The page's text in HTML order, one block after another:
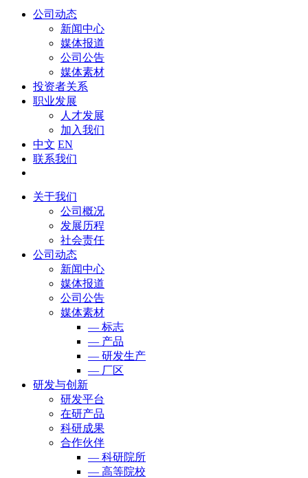
公司动态
新闻中心
媒体报道
公司公告
媒体素材
投资者关系
职业发展
人才发展
加入我们
中文 EN
联系我们
关于我们
公司概况
发展历程
社会责任
公司动态
新闻中心
媒体报道
公司公告
媒体素材
— 标志
— 产品
— 研发生产
— 厂区
研发与创新
研发平台
在研产品
科研成果
合作伙伴
— 科研院所
— 高等院校